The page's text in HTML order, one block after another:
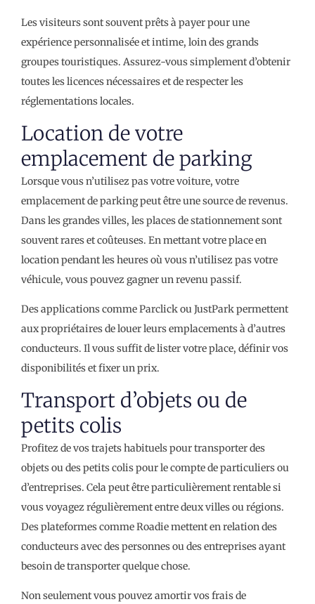
Les visiteurs sont souvent prêts à payer pour une
expérience personnalisée et intime, loin des grands
groupes touristiques. Assurez-vous simplement d’obtenir
toutes les licences nécessaires et de respecter les
réglementations locales.
Location de votre
emplacement de parking
Lorsque vous n’utilisez pas votre voiture, votre
emplacement de parking peut être une source de revenus.
Dans les grandes villes, les places de stationnement sont
souvent rares et coûteuses. En mettant votre place en
location pendant les heures où vous n’utilisez pas votre
véhicule, vous pouvez gagner un revenu passif.
Des applications comme Parclick ou JustPark permettent
aux propriétaires de louer leurs emplacements à d’autres
conducteurs. Il vous suffit de lister votre place, définir vos
disponibilités et fixer un prix.
Transport d’objets ou de
petits colis
Profitez de vos trajets habituels pour transporter des
objets ou des petits colis pour le compte de particuliers ou
d’entreprises. Cela peut être particulièrement rentable si
vous voyagez régulièrement entre deux villes ou régions.
Des plateformes comme Roadie mettent en relation des
conducteurs avec des personnes ou des entreprises ayant
besoin de transporter quelque chose.
Non seulement vous pouvez amortir vos frais de